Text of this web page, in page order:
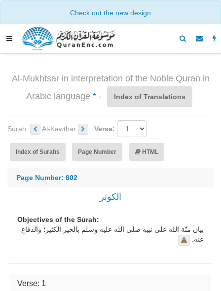
Check out the new design
Al-Mukhtsar in interpretation of the Noble Quran in
Arabic language *- Index of Translations
Surah: Al-Kawthar Verse:
Index of Surahs Page Number HTML
Page Number: 602
الكوثر
Objectives of the Surah:
بيان منّة الله على نبيه صلى الله عليه وسلم بالخير الكثير؛ والدفاع
عنه.
Verse: 1